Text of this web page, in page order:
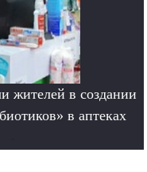
жителей в создании
в аптеках